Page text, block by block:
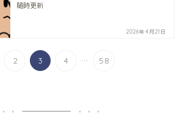
随時更新
2026年4月21日
2 3 4 ... 58